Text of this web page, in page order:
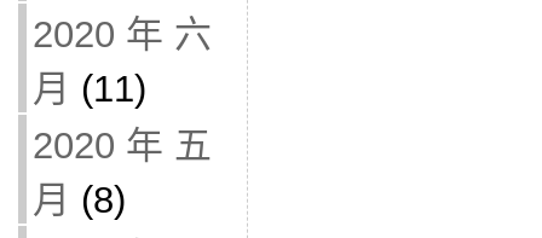
2020 年 六
月 (11)
2020 年 五
月 (8)